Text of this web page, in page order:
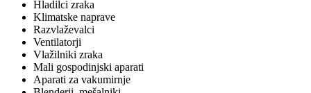
Hladilci zraka
Klimatske naprave
Razvlaževalci
Ventilatorji
Vlažilniki zraka
Mali gospodinjski aparati
Aparati za vakumirnje